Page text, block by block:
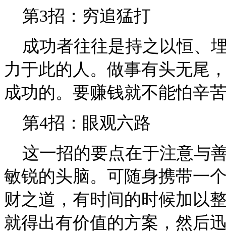
第3招：穷追猛打
成功者往往是持之以恒、
力于此的人。做事有头无尾
成功的。要赚钱就不能怕辛
第4招：眼观六路
这一招的要点在于注意与
敏锐的头脑。可随身携带一
财之道，有时间的时候加以
就得出有价值的方案，然后